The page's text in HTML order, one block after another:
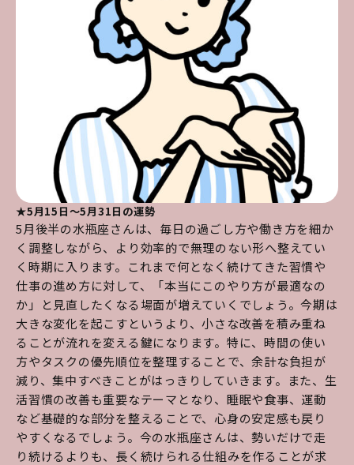
★5月15日～5月31日の運勢
5月後半の水瓶座さんは、毎日の過ごし方や働き方を細か
く調整しながら、より効率的で無理のない形へ整えてい
く時期に入ります。これまで何となく続けてきた習慣や
仕事の進め方に対して、「本当にこのやり方が最適なの
か」と見直したくなる場面が増えていくでしょう。今期は
大きな変化を起こすというより、小さな改善を積み重ね
ることが流れを変える鍵になります。特に、時間の使い
方やタスクの優先順位を整理することで、余計な負担が
減り、集中すべきことがはっきりしていきます。また、生
活習慣の改善も重要なテーマとなり、睡眠や食事、運動
など基礎的な部分を整えることで、心身の安定感も戻り
やすくなるでしょう。今の水瓶座さんは、勢いだけで走
り続けるよりも、長く続けられる仕組みを作ることが求